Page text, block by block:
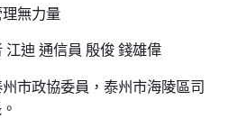
無力量
江迪 通信員 殷俊 錢雄偉
市政協委員，泰州市海陵區司